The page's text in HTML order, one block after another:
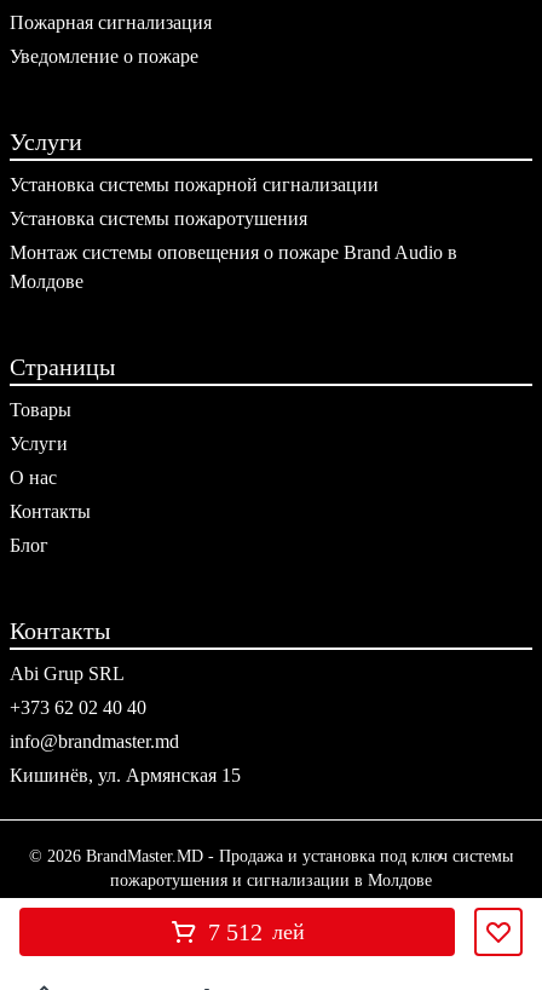
Пожарная сигнализация
Уведомление о пожаре
Услуги
Установка системы пожарной сигнализации
Установка системы пожаротушения
Монтаж системы оповещения о пожаре Brand Audio в
Молдове
Страницы
Товары
Услуги
О нас
Контакты
Блог
Контакты
Abi Grup SRL
+373 62 02 40 40
info@brandmaster.md
Кишинёв, ул. Армянская 15
© 2026 BrandMaster.MD - Продажа и установка под ключ системы
пожаротушения и сигнализации в Молдове
7 512 лей